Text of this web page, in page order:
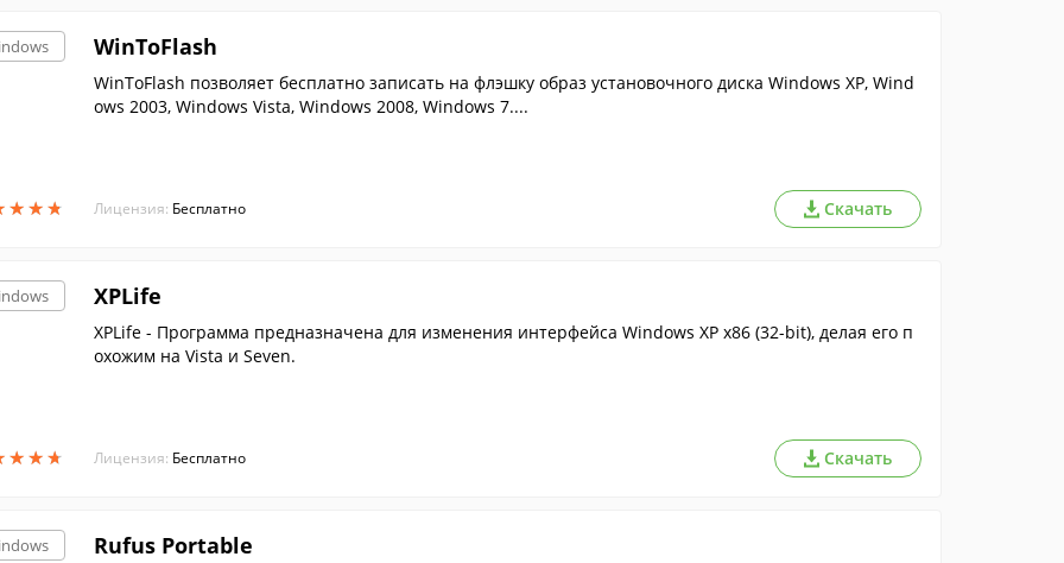
★★★
★★★
WinToFlash
WinToFlash позволяет бесплатно записать на флэшку образ установочного диска Windows XP, Wind
ows 2003, Windows Vista, Windows 2008, Windows 7....
Лицензия: Бесплатно Скачать
★★★
★★★
XPLife
XPLife - Программа предназначена для изменения интерфейса Windows XP x86 (32-bit), делая его п
охожим на Vista и Seven.
Лицензия: Бесплатно Скачать
Rufus Portable